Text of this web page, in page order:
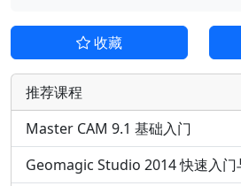
收藏
推荐课程
Master CAM 9.1 基础入门
Geomagic Studio 2014 快速入门